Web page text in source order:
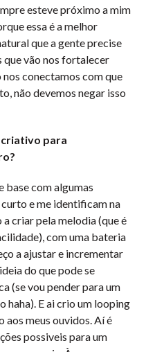
esteve próximo a mim
essa é a melhor
que a gente precise
que vão nos fortalecer
conectamos com que
não devemos negar isso
para
base com algumas
e me identificam na
criar pela melodia (que é
com uma bateria
a ajustar e incrementar
do que pode se
(se vou pender para um
haha). E ai crio um looping
aos meus ouvidos. Aí é
possiveis para um